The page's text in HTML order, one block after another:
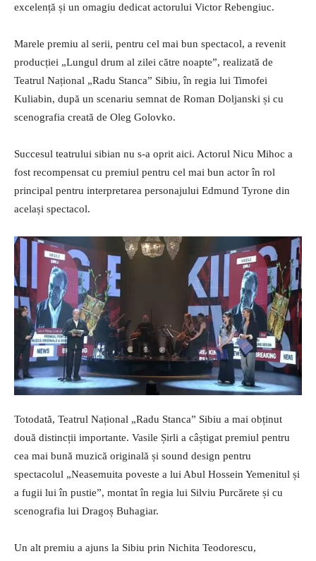
excelență și un omagiu dedicat actorului Victor Rebengiuc.
Marele premiu al serii, pentru cel mai bun spectacol, a revenit
producției „Lungul drum al zilei către noapte”, realizată de
Teatrul Național „Radu Stanca” Sibiu, în regia lui Timofei
Kuliabin, după un scenariu semnat de Roman Doljanski și cu
scenografia creată de Oleg Golovko.
Succesul teatrului sibian nu s-a oprit aici. Actorul Nicu Mihoc a
fost recompensat cu premiul pentru cel mai bun actor în rol
principal pentru interpretarea personajului Edmund Tyrone din
același spectacol.
Totodată, Teatrul Național „Radu Stanca” Sibiu a mai obținut
două distincții importante. Vasile Șirli a câștigat premiul pentru
cea mai bună muzică originală și sound design pentru
spectacolul „Neasemuita poveste a lui Abul Hossein Yemenitul și
a fugii lui în pustie”, montat în regia lui Silviu Purcărete și cu
scenografia lui Dragoș Buhagiar.
Un alt premiu a ajuns la Sibiu prin Nichita Teodorescu,